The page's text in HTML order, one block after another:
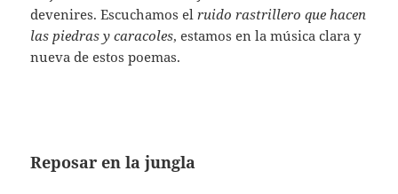
devenires. Escuchamos elruido rastrillero que hacen
las piedras y caracoles, estamos en la música clara y
nueva de estos poemas.
Reposar en la jungla